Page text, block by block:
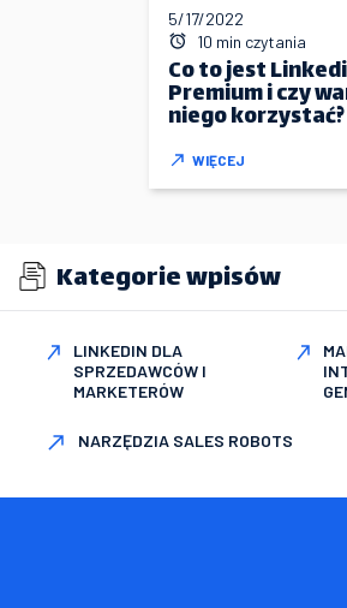
5/17/2022
10 min czytania
Co to jest
Premium i czy
niego korzystać?
WIĘCEJ
Kategorie wpisów
LINKEDIN DLA
SPRZEDAWCÓW I
MARKETERÓW
NARZĘDZIA SALES ROBOTS